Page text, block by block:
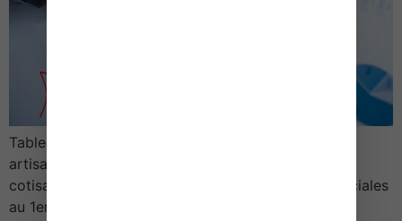
Tableau des cotisations sociales dues par les
artisansAnnée 2022 1/ Assiette et taux des
cotisationsTableau récapitulatif des cotisations sociales
au 1er janvier 2022CotisationBase de calculTaux